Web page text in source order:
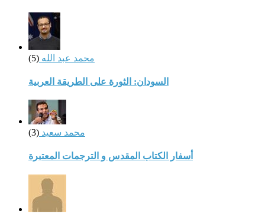
محمد عبد الله (5)
السودان: الثورة على الطريقة العربية
محمد سعيد (3)
أسفار الكتاب المقدس و الترجمات المعتبرة